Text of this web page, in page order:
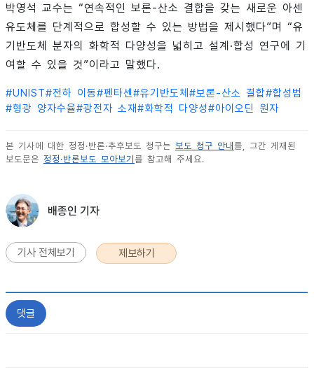
박영석 교수는 “연속적인 보론-산소 결합을 갖는 새로운 아센
유도체를 단계적으로 합성할 수 있는 방법을 제시했다”며 “유
기반도체 분자의 화학적 다양성을 넓히고 설계·합성 연구에 기
여할 수 있을 것”이라고 말했다.
#UNIST#전하 이동#펜타센#유기반도체 #보론-산소 결합#합성법
#형광 양자수율#광전자 소재#화학적 다양성#아이오딘 원자
본 기사에 대한 정정·반론·추후보도 청구는 보도 청구 안내를, 그간 게재된
보도문은 정정·반론보도 모아보기를 참고해 주세요.
배종인 기자
기사 전체보기 제보하기
댓글